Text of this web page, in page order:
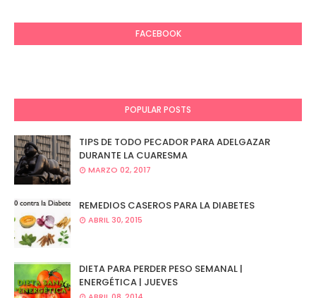
FACEBOOK
POPULAR POSTS
TIPS DE TODO PECADOR PARA ADELGAZAR
DURANTE LA CUARESMA
MARZO 02, 2017
REMEDIOS CASEROS PARA LA DIABETES
ABRIL 30, 2015
DIETA PARA PERDER PESO SEMANAL |
ENERGÉTICA | JUEVES